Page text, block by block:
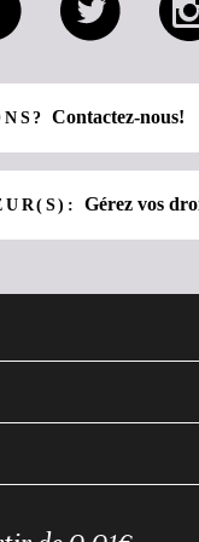
Contactez-nous!
Gérez vos